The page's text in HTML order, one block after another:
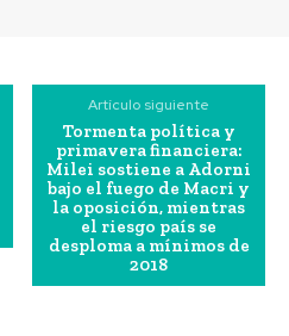
Artículo siguiente
Tormenta política y
primavera financiera:
Milei sostiene a Adorni
bajo el fuego de Macri y
la oposición, mientras
el riesgo país se
desploma a mínimos de
2018